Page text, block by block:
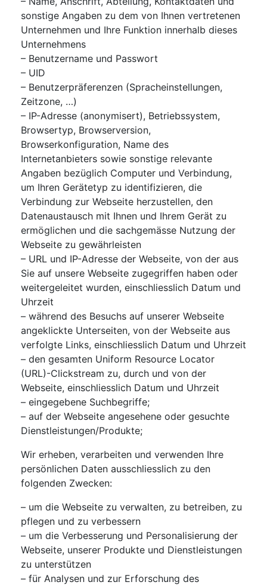
sonstige Angaben zu dem von Ihnen vertretenen
Unternehmen und Ihre Funktion innerhalb dieses
Unternehmens
– Benutzername und Passwort
– UID
– Benutzerpräferenzen (Spracheinstellungen,
Zeitzone, …)
– IP-Adresse (anonymisert), Betriebssystem,
Browsertyp, Browserversion,
Browserkonfiguration, Name des
Internetanbieters sowie sonstige relevante
Angaben bezüglich Computer und Verbindung,
um Ihren Gerätetyp zu identifizieren, die
Verbindung zur Webseite herzustellen, den
Datenaustausch mit Ihnen und Ihrem Gerät zu
ermöglichen und die sachgemässe Nutzung der
Webseite zu gewährleisten
– URL und IP-Adresse der Webseite, von der aus
Sie auf unsere Webseite zugegriffen haben oder
weitergeleitet wurden, einschliesslich Datum und
Uhrzeit
– während des Besuchs auf unserer Webseite
angeklickte Unterseiten, von der Webseite aus
verfolgte Links, einschliesslich Datum und Uhrzeit
– den gesamten Uniform Resource Locator
(URL)-Clickstream zu, durch und von der
Webseite, einschliesslich Datum und Uhrzeit
– eingegebene Suchbegriffe;
– auf der Webseite angesehene oder gesuchte
Dienstleistungen/Produkte;
Wir erheben, verarbeiten und verwenden Ihre
persönlichen Daten ausschliesslich zu den
folgenden Zwecken:
– um die Webseite zu verwalten, zu betreiben, zu
pflegen und zu verbessern
– um die Verbesserung und Personalisierung der
Webseite, unserer Produkte und Dienstleistungen
zu unterstützen
– für Analysen und zur Erforschung des